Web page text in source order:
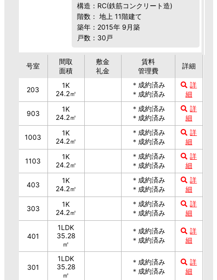
構造：RC(鉄筋コンクリート造)
階数： 地上 11階建て
築年：2015年 9月築
戸数：30戸
号室
間取
面積
敷金
礼金
賃料
管理費
詳細
203
1K
24.2㎡
＊成約済み
＊成約済み
詳
細
903
1K
24.2㎡
＊成約済み
＊成約済み
詳
細
1003
1K
24.2㎡
＊成約済み
＊成約済み
詳
細
1103
1K
24.2㎡
＊成約済み
＊成約済み
詳
細
403
1K
24.2㎡
＊成約済み
＊成約済み
詳
細
303
1K
24.2㎡
＊成約済み
＊成約済み
詳
細
401
1LDK
35.28
㎡
＊成約済み
＊成約済み
詳
細
301
1LDK
35.28
㎡
＊成約済み
＊成約済み
詳
細